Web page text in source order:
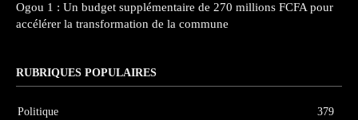
Ogou 1 : Un budget supplémentaire de 270 millions FCFA pour
accélérer la transformation de la commune
RUBRIQUES POPULAIRES
Politique 379